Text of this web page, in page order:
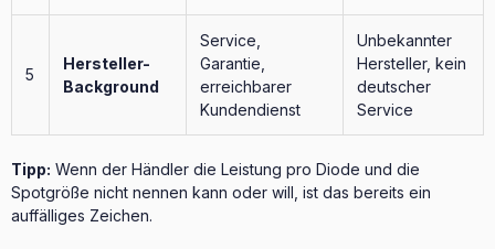
5
Hersteller-
Background
Service,
Garantie,
erreichbarer
Kundendienst
Unbekannter
Hersteller, kein
deutscher
Service
Tipp: Wenn der Händler die Leistung pro Diode und die
Spotgröße nicht nennen kann oder will, ist das bereits ein
auffälliges Zeichen.